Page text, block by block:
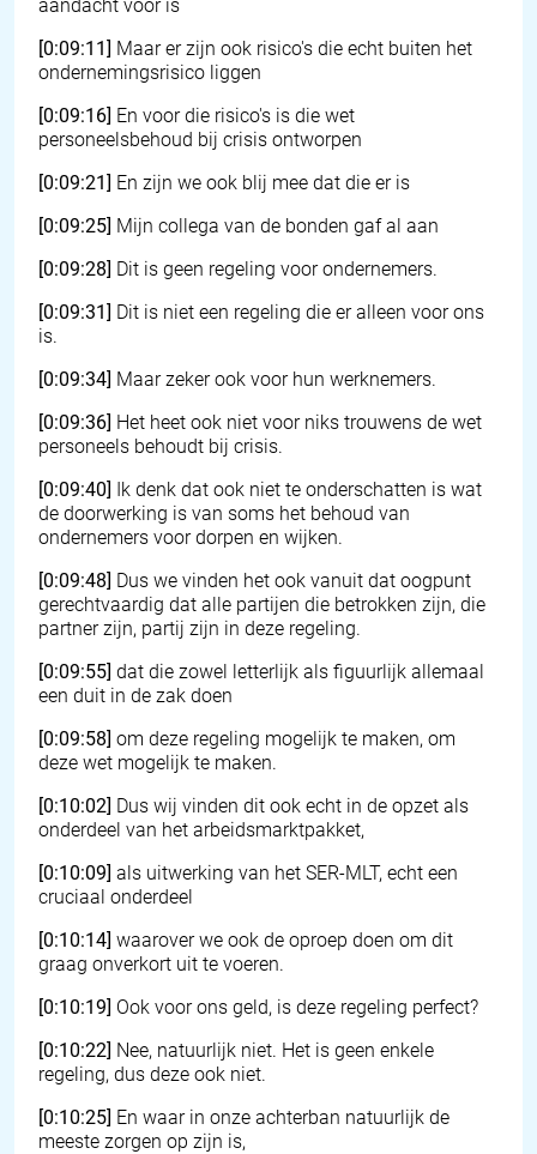
aandacht voor is
[0:09:11] Maar er zijn ook risico's die echt buiten het
ondernemingsrisico liggen
[0:09:16] En voor die risico's is die wet
personeelsbehoud bij crisis ontworpen
[0:09:21] En zijn we ook blij mee dat die er is
[0:09:25] Mijn collega van de bonden gaf al aan
[0:09:28] Dit is geen regeling voor ondernemers.
[0:09:31] Dit is niet een regeling die er alleen voor ons
is.
[0:09:34] Maar zeker ook voor hun werknemers.
[0:09:36] Het heet ook niet voor niks trouwens de wet
personeels behoudt bij crisis.
[0:09:40] Ik denk dat ook niet te onderschatten is wat
de doorwerking is van soms het behoud van
ondernemers voor dorpen en wijken.
[0:09:48] Dus we vinden het ook vanuit dat oogpunt
gerechtvaardig dat alle partijen die betrokken zijn, die
partner zijn, partij zijn in deze regeling.
[0:09:55] dat die zowel letterlijk als figuurlijk allemaal
een duit in de zak doen
[0:09:58] om deze regeling mogelijk te maken, om
deze wet mogelijk te maken.
[0:10:02] Dus wij vinden dit ook echt in de opzet als
onderdeel van het arbeidsmarktpakket,
[0:10:09] als uitwerking van het SER-MLT, echt een
cruciaal onderdeel
[0:10:14] waarover we ook de oproep doen om dit
graag onverkort uit te voeren.
[0:10:19] Ook voor ons geld, is deze regeling perfect?
[0:10:22] Nee, natuurlijk niet. Het is geen enkele
regeling, dus deze ook niet.
[0:10:25] En waar in onze achterban natuurlijk de
meeste zorgen op zijn is,